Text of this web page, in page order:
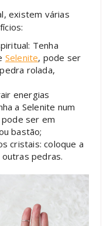
existem várias
Tenha
Selenite, pode ser
rolada,
energias
a Selenite num
ser em
bastão;
cristais: coloque a
pedras.